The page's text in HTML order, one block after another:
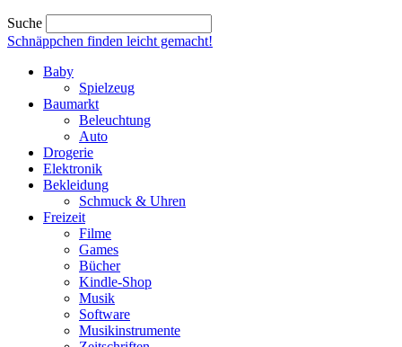
Suche
Schnäppchen finden leicht gemacht!
Baby
Spielzeug
Baumarkt
Beleuchtung
Auto
Drogerie
Elektronik
Bekleidung
Schmuck & Uhren
Freizeit
Filme
Games
Bücher
Kindle-Shop
Musik
Software
Musikinstrumente